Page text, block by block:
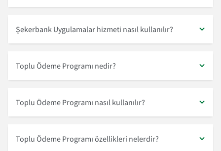
Şekerbank Uygulamalar hizmeti nasıl kullanılır?
Toplu Ödeme Programı nedir?
Toplu Ödeme Programı nasıl kullanılır?
Toplu Ödeme Programı özellikleri nelerdir?